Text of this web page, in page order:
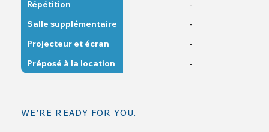
Répétition -
Salle supplémentaire -
Projecteur et écran -
Préposé à la location -
WE’RE READY FOR YOU.